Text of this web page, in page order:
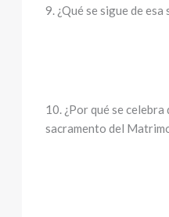
9. ¿Qué se sigue de
10. ¿Por qué se
sacramento del